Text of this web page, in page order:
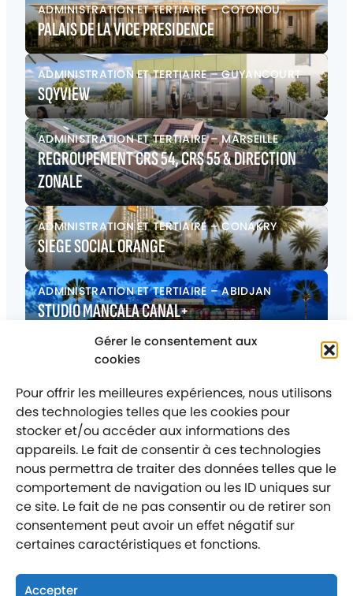
Gérer le consentement aux
cookies
Pour offrir les meilleures expériences, nous utilisons
des technologies telles que les cookies pour
stocker et/ou accéder aux informations des
appareils. Le fait de consentir à ces technologies
nous permettra de traiter des données telles que le
comportement de navigation ou les ID uniques sur
ce site. Le fait de ne pas consentir ou de retirer son
consentement peut avoir un effet négatif sur
certaines caractéristiques et fonctions.
Accepter
ADMINISTRATION ET TERTIAIRE–COTONOU
PALAIS DE LA VICE PRESIDENCE
ADMINISTRATION ET TERTIAIRE–GUYANCOURT
SQYVIEW
ADMINISTRATION ET TERTIAIRE–MARSEILLE
REGROUPEMENT CRS 54, CRS 55 & DIRECTION
ZONALE
ADMINISTRATION ET TERTIAIRE–CONAKRY
SIEGE SOCIAL ORANGE
ADMINISTRATION ET TERTIAIRE –ABIDJAN
STUDIO MANCALA CANAL+
ADMINISTRATION ET TERTIAIRE
Mentions légales
Politique de confidentialité
Labellisé entreprise engagée